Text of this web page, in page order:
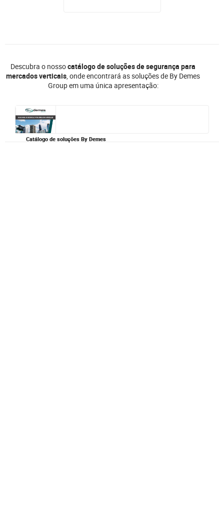
Descubra o nossocatálogo de soluções de segurança para
mercados verticais , onde encontrará as soluções de By Demes
Group em uma única apresentação:
Catálogo de soluções By Demes